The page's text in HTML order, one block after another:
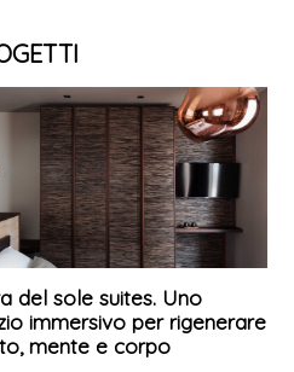
del sole suites. Uno
immersivo per rigenerare
mente e corpo